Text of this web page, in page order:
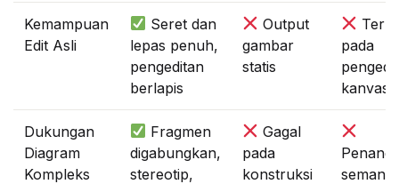
Kemampuan
Edit Asli
Seret dan
lepas penuh,
pengeditan
berlapis
Output
gambar
statis
pada
kanvas
Dukungan
Diagram
Kompleks
Fragmen
digabungkan,
stereotip,
Gagal
pada
konstruksi